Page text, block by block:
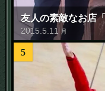
友人の素敵なお店
2015 5 11 月
5